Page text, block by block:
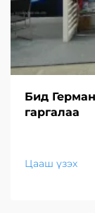
Бид
гаргалаа
Цааш үзэх